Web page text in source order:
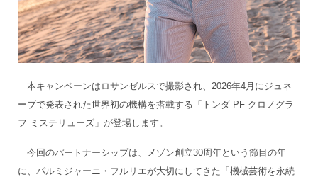
本キャンペーンはロサンゼルスで撮影され、2026年4月にジュネ
ーブで発表された世界初の機構を搭載する「トンダ PF クロノグラ
フ ミステリューズ」が登場します。
今回のパートナーシップは、メゾン創立30周年という節目の年
に、パルミジャーニ・フルリエが大切にしてきた「機械芸術を永続